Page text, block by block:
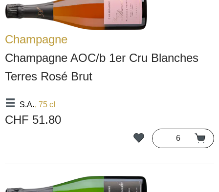
Champagne
Champagne AOC/b 1er Cru Blanches
Terres Rosé Brut
S.A., 75 cl
CHF 51.80